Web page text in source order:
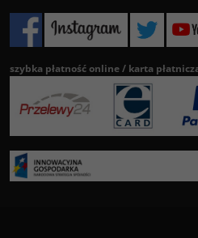
szybka płatność online / karta